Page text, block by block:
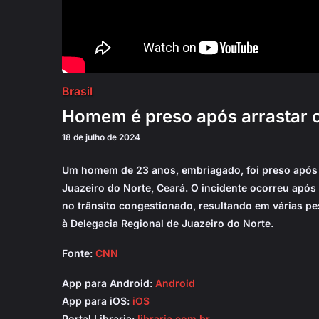
Brasil
Homem é preso após arrastar
18 de julho de 2024
Um homem de 23 anos, embriagado, foi preso
Juazeiro do Norte, Ceará. O incidente ocorreu
no trânsito congestionado, resultando em várias
à Delegacia Regional de Juazeiro do Norte.
Fonte: CNN
App para Android: Android
App para iOS: iOS